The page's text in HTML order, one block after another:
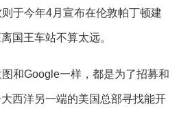
于今年4月宣布在伦敦帕丁顿建
国王车站不算太远。
和Google一样，都是为了招募和
西洋另一端的美国总部寻找能开